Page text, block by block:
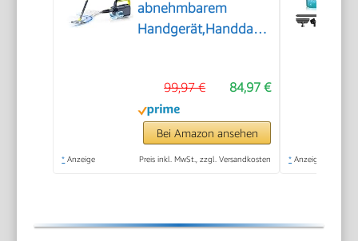
abnehmbarem
Handgerät,Handdampfreiniger
84,97 €
99,97 €
Bei Amazon ansehen
* Anzeige Preis inkl. MwSt., zzgl. Versandkosten * Anzeige